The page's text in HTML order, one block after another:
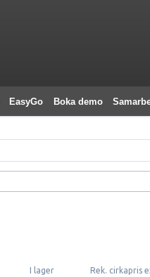
EasyGo Boka demo
I lager Rek. cirkapris